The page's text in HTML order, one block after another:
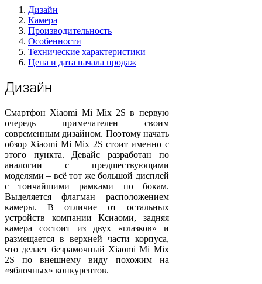
Дизайн
Камера
Производительность
Особенности
Технические характеристики
Цена и дата начала продаж
Дизайн
Смартфон Xiaomi Mi Mix 2S в первую
очередь примечателен своим
современным дизайном. Поэтому начать
обзор Xiaomi Mi Mix 2S стоит именно с
этого пункта. Девайс разработан по
аналогии с предшествующими
моделями – всё тот же большой дисплей
с тончайшими рамками по бокам.
Выделяется флагман расположением
камеры. В отличие от остальных
устройств компании Ксиаоми, задняя
камера состоит из двух «глазков» и
размещается в верхней части корпуса,
что делает безрамочный Xiaomi Mi Mix
2S по внешнему виду похожим на
«яблочных» конкурентов.